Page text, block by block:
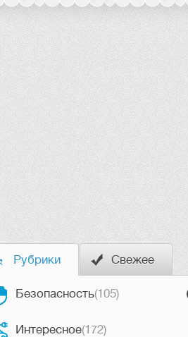
Рубрики Свежее
Безопасность(105)
Интересное(172)